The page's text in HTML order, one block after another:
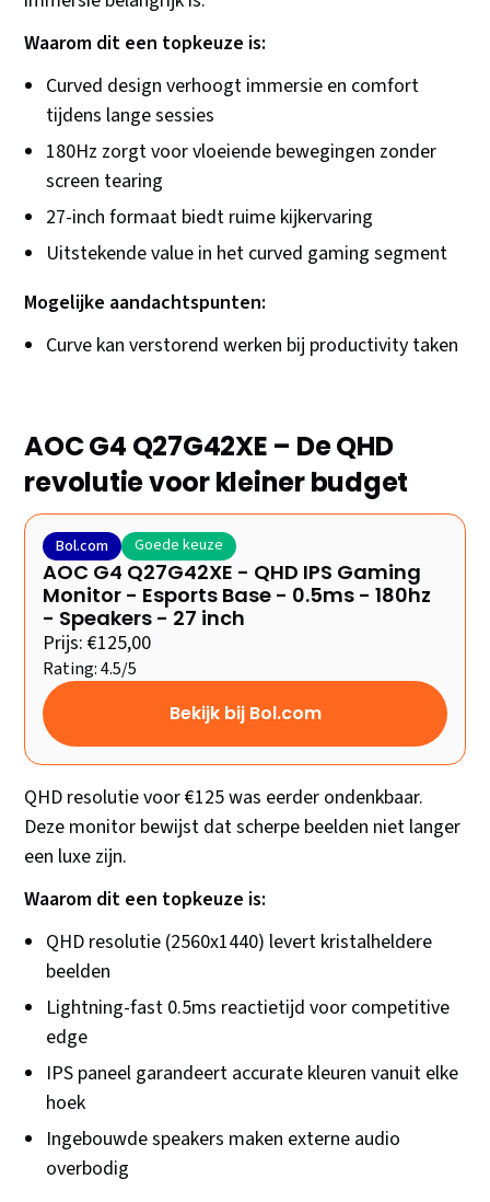
Waarom dit een topkeuze is:
Curved design verhoogt immersie en comfort
tijdens lange sessies
180Hz zorgt voor vloeiende bewegingen zonder
screen tearing
27-inch formaat biedt ruime kijkervaring
Uitstekende value in het curved gaming segment
Mogelijke aandachtspunten:
Curve kan verstorend werken bij productivity taken
AOC G4 Q27G42XE – De QHD
revolutie voor kleiner budget
Bol.com Goede keuze
AOC G4 Q27G42XE - QHD IPS Gaming
Monitor - Esports Base - 0.5ms - 180hz
- Speakers - 27 inch
Prijs: €125,00
Rating: 4.5/5
Bekijk bij Bol.com
QHD resolutie voor €125 was eerder ondenkbaar.
Deze monitor bewijst dat scherpe beelden niet langer
een luxe zijn.
Waarom dit een topkeuze is:
QHD resolutie (2560x1440) levert kristalheldere
beelden
Lightning-fast 0.5ms reactietijd voor competitive
edge
IPS paneel garandeert accurate kleuren vanuit elke
hoek
Ingebouwde speakers maken externe audio
overbodig